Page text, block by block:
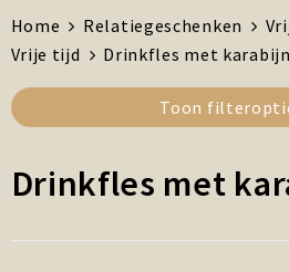
Auto en Fiets
Brievenbuspost
Drinkwaren, Servies en Lunch
Feest / Festival artikelen
Chocolade
Gefeliciteerd
Kerst
MVO/Duurzame geschenken
Home Relatiegeschenken
Vrije tijd
Drinkfles met
Toon
Drinkfles met